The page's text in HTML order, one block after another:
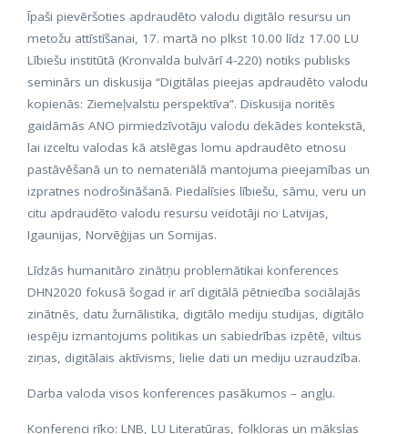
Īpaši pievēršoties apdraudēto valodu digitālo resursu un
metožu attīstīšanai, 17. martā no plkst 10.00 līdz 17.00 LU
Lībiešu institūtā (Kronvalda bulvārī 4-220) notiks publisks
seminārs un diskusija “Digitālas pieejas apdraudēto valodu
kopienās: Ziemeļvalstu perspektīva”. Diskusija noritēs
gaidāmās ANO pirmiedzīvotāju valodu dekādes kontekstā,
lai izceltu valodas kā atslēgas lomu apdraudēto etnosu
pastāvēšanā un to nemateriālā mantojuma pieejamības un
izpratnes nodrošināšanā. Piedalīsies lībiešu, sāmu, veru un
citu apdraudēto valodu resursu veidotāji no Latvijas,
Igaunijas, Norvēģijas un Somijas.
Līdzās humanitāro zinātņu problemātikai konferences
DHN2020 fokusā šogad ir arī digitālā pētniecība sociālajās
zinātnēs, datu žurnālistika, digitālo mediju studijas, digitālo
iespēju izmantojums politikas un sabiedrības izpētē, viltus
ziņas, digitālais aktīvisms, lielie dati un mediju uzraudzība.
Darba valoda visos konferences pasākumos – angļu.
Konferenci rīko: LNB, LU Literatūras, folkloras un mākslas